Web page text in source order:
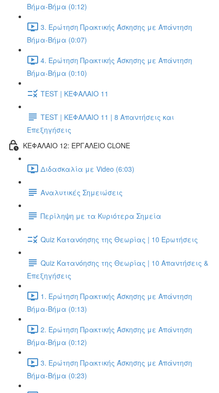
Βήμα-Βήμα (0:12)
3. Ερώτηση Πρακτικής Άσκησης με Απάντηση
Βήμα-Βήμα (0:07)
4. Ερώτηση Πρακτικής Άσκησης με Απάντηση
Βήμα-Βήμα (0:10)
TEST | ΚΕΦΑΛΑΙΟ 11
TEST | ΚΕΦΑΛΑΙΟ 11 | 8 Απαντήσεις και
Επεξηγήσεις
ΚΕΦΑΛΑΙΟ 12: ΕΡΓΑΛΕΙΟ CLONE
Διδασκαλία με Video (6:03)
Αναλυτικές Σημειώσεις
Περίληψη με τα Κυριότερα Σημεία
Quiz Κατανόησης της Θεωρίας | 10 Ερωτήσεις
Quiz Κατανόησης της Θεωρίας | 10 Απαντήσεις &
Επεξηγήσεις
1. Ερώτηση Πρακτικής Άσκησης με Απάντηση
Βήμα-Βήμα (0:13)
2. Ερώτηση Πρακτικής Άσκησης με Απάντηση
Βήμα-Βήμα (0:12)
3. Ερώτηση Πρακτικής Άσκησης με Απάντηση
Βήμα-Βήμα (0:23)